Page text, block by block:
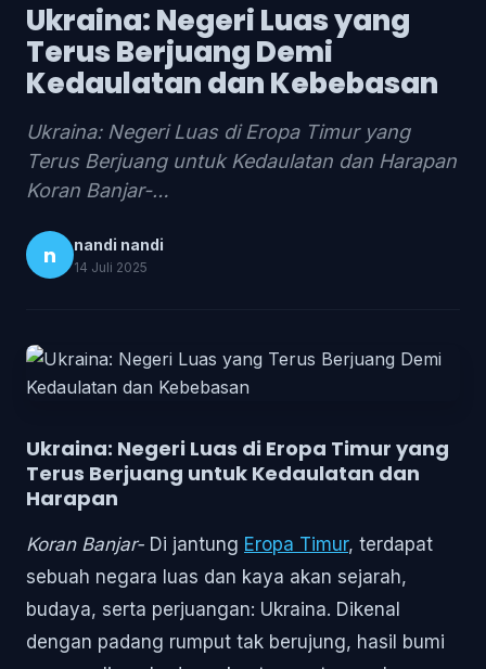
Ukraina: Negeri Luas yang
Terus Berjuang Demi
Kedaulatan dan Kebebasan
Ukraina: Negeri Luas di Eropa Timur yang
Terus Berjuang untuk Kedaulatan dan Harapan
Koran Banjar-…
n nandi nandi
14 Juli 2025
Ukraina: Negeri Luas di Eropa Timur yang
Terus Berjuang untuk Kedaulatan dan
Harapan
Koran Banjar- Di jantung Eropa Timur, terdapat
sebuah negara luas dan kaya akan sejarah,
budaya, serta perjuangan: Ukraina. Dikenal
dengan padang rumput tak berujung, hasil bumi